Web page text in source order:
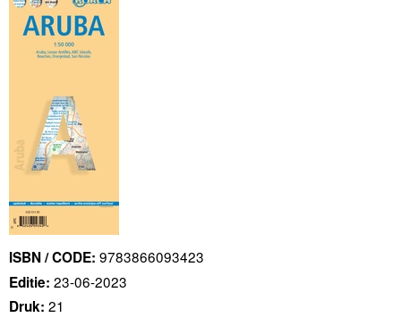
ISBN / CODE: 9783866093423
Editie: 23-06-2023
Druk: 21